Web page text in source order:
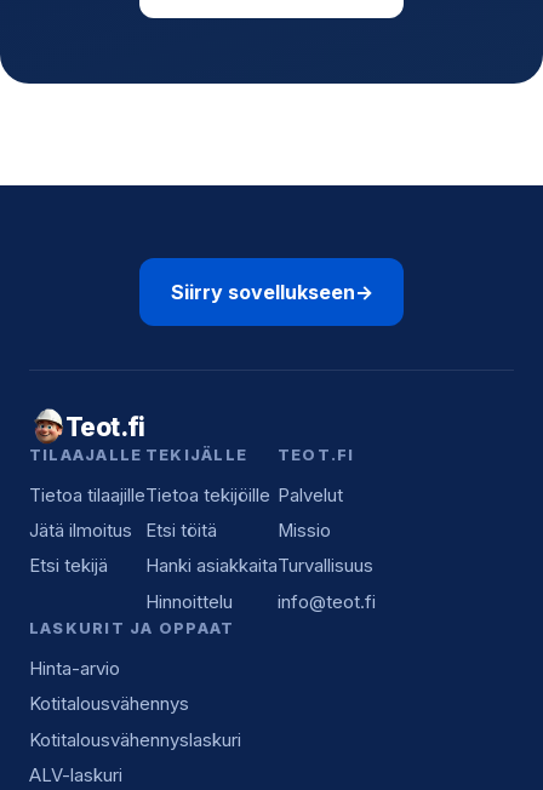
Siirry sovellukseen→
Teot.fi
TILAAJALLE
Tietoa tilaajille
Jätä ilmoitus
Etsi tekijä
TEKIJÄLLE
Tietoa tekijöille
Etsi töitä
Hanki asiakkaita
Hinnoittelu
TEOT.FI
Palvelut
Missio
Turvallisuus
info@teot.fi
LASKURIT JA OPPAAT
Hinta-arvio
Kotitalousvähennys
Kotitalousvähennyslaskuri
ALV-laskuri